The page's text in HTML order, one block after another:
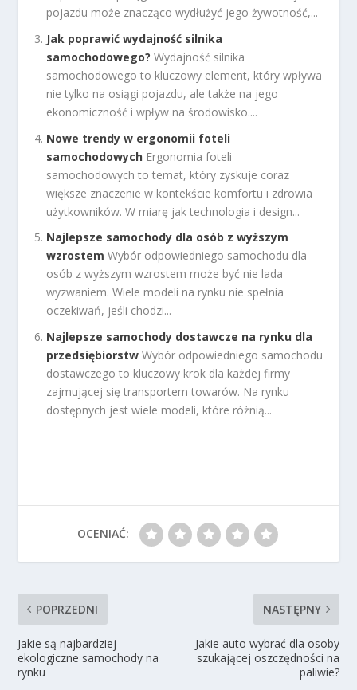
pojazdu może znacząco wydłużyć jego żywotność,...
Jak poprawić wydajność silnika
samochodowego? Wydajność silnika
samochodowego to kluczowy element, który wpływa
nie tylko na osiągi pojazdu, ale także na jego
ekonomiczność i wpływ na środowisko....
Nowe trendy w ergonomii foteli
samochodowych Ergonomia foteli
samochodowych to temat, który zyskuje coraz
większe znaczenie w kontekście komfortu i zdrowia
użytkowników. W miarę jak technologia i design...
Najlepsze samochody dla osób z wyższym
wzrostem Wybór odpowiedniego samochodu dla
osób z wyższym wzrostem może być nie lada
wyzwaniem. Wiele modeli na rynku nie spełnia
oczekiwań, jeśli chodzi...
Najlepsze samochody dostawcze na rynku dla
przedsiębiorstw Wybór odpowiedniego samochodu
dostawczego to kluczowy krok dla każdej firmy
zajmującej się transportem towarów. Na rynku
dostępnych jest wiele modeli, które różnią...
OCENIAĆ:
POPRZEDNI
Jakie są najbardziej
ekologiczne samochody na
rynku
NASTĘPNY
Jakie auto wybrać dla osoby
szukającej oszczędności na
paliwie?